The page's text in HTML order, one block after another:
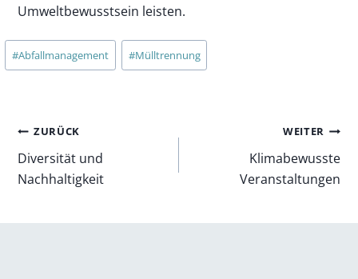
Umweltbewusstsein leisten.
Schlagworte:
#Abfallmanagement #Mülltrennung
Beitragsnavigation
ZURÜCK
Diversität und
Nachhaltigkeit
WEITER
Klimabewusste
Veranstaltungen